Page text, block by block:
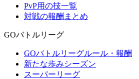
PvP用の技一覧
対戦の報酬まとめ
GOバトルリーグ
GOバトルリーグルール・報酬
新たな歩みシーズン
スーパーリーグ